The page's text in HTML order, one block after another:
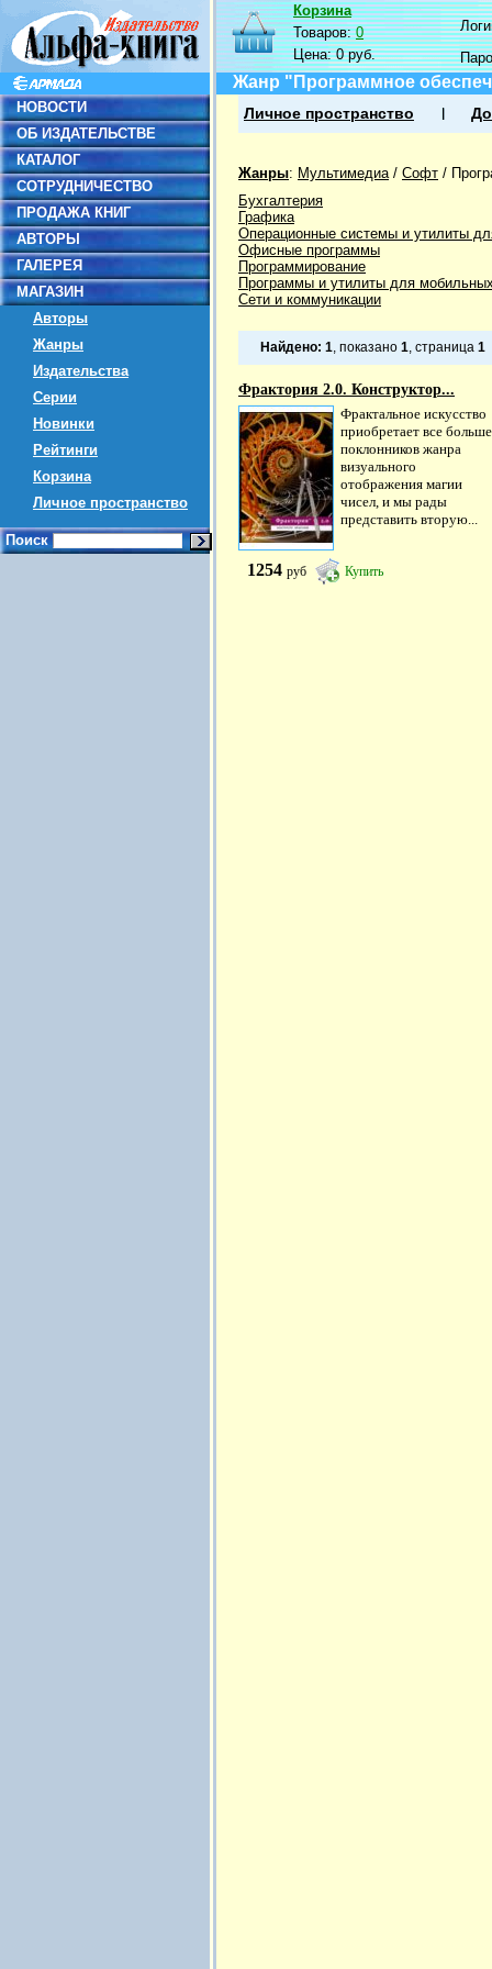
НОВОСТИ
ОБ ИЗДАТЕЛЬСТВЕ
КАТАЛОГ
СОТРУДНИЧЕСТВО
ПРОДАЖА КНИГ
АВТОРЫ
ГАЛЕРЕЯ
МАГАЗИН
Авторы
Жанры
Издательства
Серии
Новинки
Рейтинги
Корзина
Личное пространство
Поиск
Корзина
Товаров:0
Цена:0 руб.
Жанр "Программное
Личное пространство
Жанры: Мультимедиа/ Софт /
Бухгалтерия
Графика
Операционные системы и утилиты
Офисные программы
Программирование
Программы и утилиты для
Сети и коммуникации
Найдено: 1, показано 1, страница 1
Фрактория 2.0. Конструктор...
Фрактальное искусство
приобретает все больше
поклонников жанра
визуального
отображения магии
чисел, и мы рады
представить вторую...
1254 руб Купить